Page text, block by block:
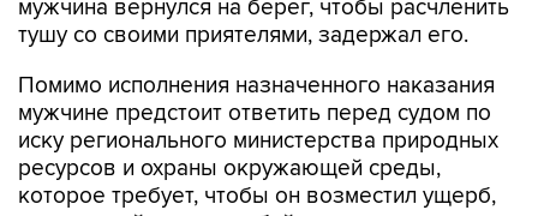
Помимо исполнения назначенного наказания
иску регионального министерства природных
ресурсов и охраны окружающей среды,
которое требует, чтобы он возместил ущерб,
нанесенный природе убийством животного, -
200 тыс. рублей.